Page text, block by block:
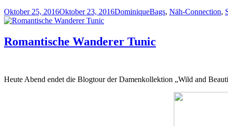
Veröffentlicht
am
Oktober 25, 2016Oktober 23, 2016Autor
DominiqueKategorien
Bags, Näh-Connection,
Romantische Wanderer Tunic
Heute Abend endet die Blogtour der Damenkollektion „Wild and